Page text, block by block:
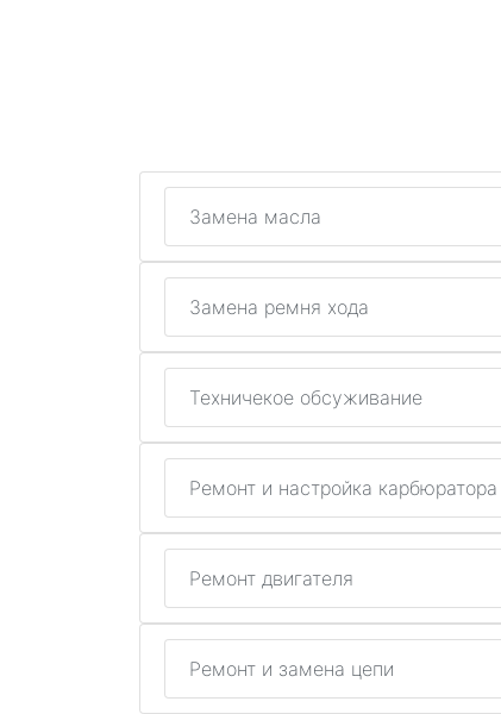
Замена масла
Замена ремня хода
Техничекое обсуживание
Ремонт и настройка карбюратора
Ремонт двигателя
Ремонт и замена цепи